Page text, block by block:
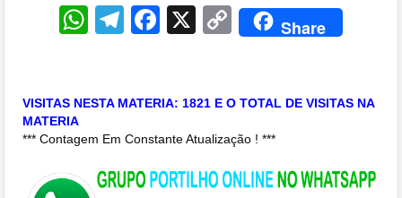
WhatsApp
Telegram
Facebook
X CopyShare
VISITAS NESTA MATERIA: 1821 E O TOTAL DE VISITAS NA
MATERIA
*** Contagem Em Constante Atualização ! ***